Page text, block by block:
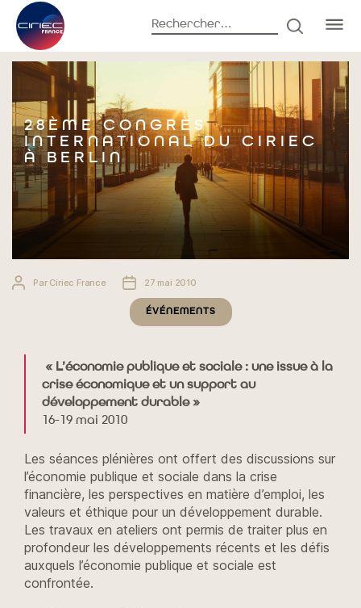
Rechercher :
Accueil Événements
28ème Congrès international du CIRIEC à
Berlin
28ÈME CONGRÈS
INTERNATIONAL DU CIRIEC
À BERLIN
Auteur
Par Ciriec France
Date
l’article
27 mai 2010
Catégories
ÉVÉNEMENTS
« L’économie publique et sociale : une issue à la
crise économique et un support au
développement durable »
16-19 mai 2010
Les séances plénières ont offert des discussions sur
l’économie publique et sociale dans la crise
financière, les perspectives en matière d’emploi, les
valeurs et éthique pour un développement durable.
Les travaux en ateliers ont permis de traiter plus en
profondeur les développements récents et les défis
auxquels l’économie publique et sociale est
confrontée.